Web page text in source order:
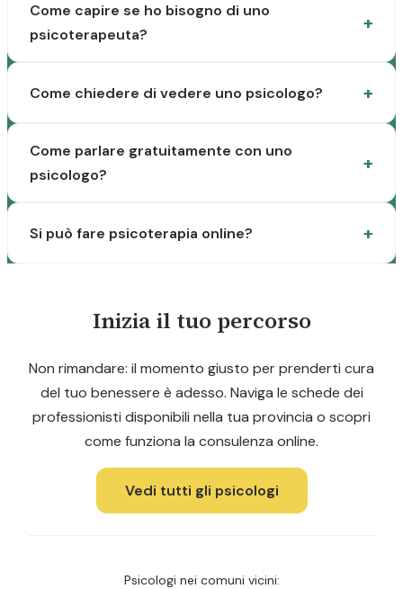
Come capire se ho bisogno di uno
psicoterapeuta?
Come chiedere di vedere uno psicologo?
Come parlare gratuitamente con uno
psicologo?
Si può fare psicoterapia online?
Inizia il tuo percorso
Non rimandare: il momento giusto per prenderti cura
del tuo benessere è adesso. Naviga le schede dei
professionisti disponibili nella tua provincia o scopri
come funziona la consulenza online.
Vedi tutti gli psicologi
Psicologi nei comuni vicini: